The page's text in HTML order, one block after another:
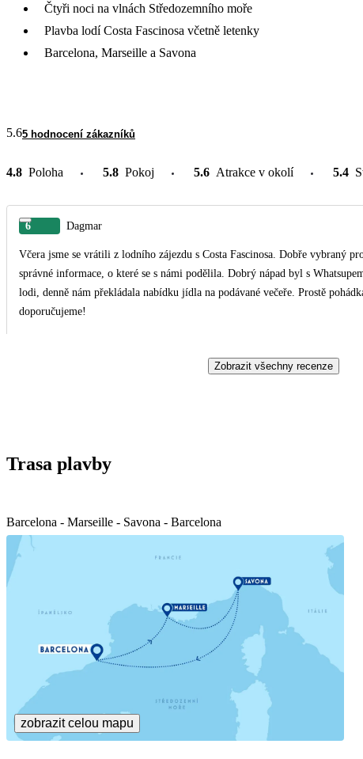
Čtyři noci na vlnách Středozemního moře
Plavba lodí Costa Fascinosa včetně letenky
Barcelona, Marseille a Savona
5.65 hodnocení zákazníků
4.8 Poloha 5.8 Pokoj 5.6 Atrakce v okolí 5.4
6 Dagmar
Včera jsme se vrátili z lodního zájezdu s Costa Fascinosa. Dobře vybraný
správné informace, o které se s námi podělila. Dobrý nápad byl s
lodi, denně nám překládala nabídku jídla na podávané večeře. Prostě
doporučujeme!
Zobrazit všechny recenze
Trasa plavby
Barcelona - Marseille - Savona - Barcelona
zobrazit celou mapu